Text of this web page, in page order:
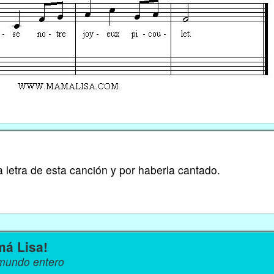
letra de esta canción y por haberla cantado.
Lisa!
entero